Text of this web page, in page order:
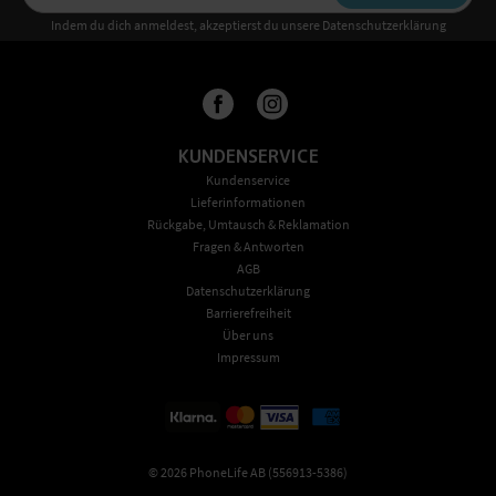
Indem du dich anmeldest, akzeptierst du unsere Datenschutzerklärung
KUNDENSERVICE
Kundenservice
Lieferinformationen
Rückgabe, Umtausch & Reklamation
Fragen & Antworten
AGB
Datenschutzerklärung
Barrierefreiheit
Über uns
Impressum
© 2026 PhoneLife AB (556913-5386)